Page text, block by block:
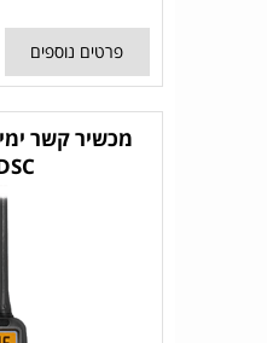
פרטים נוספים